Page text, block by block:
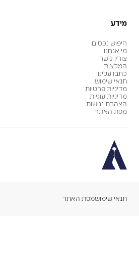
מידע
חיפוש נכסים
מי אנחנו
צור/י קשר
המלצות
כתבו עלינו
תנאי שימוש
מדיניות פרטיות
מדיניות עוגיות
הצהרת נגישות
מפת האתר
תנאי שימושמפת האתר